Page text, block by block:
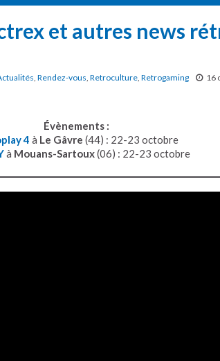
et autres news
, Rendez-vous, Retroculture, Retrogaming 16
Évènements :
4 à Le Gâvre (44) : 22-23 octobre
à Mouans-Sartoux(06) : 22-23 octobre